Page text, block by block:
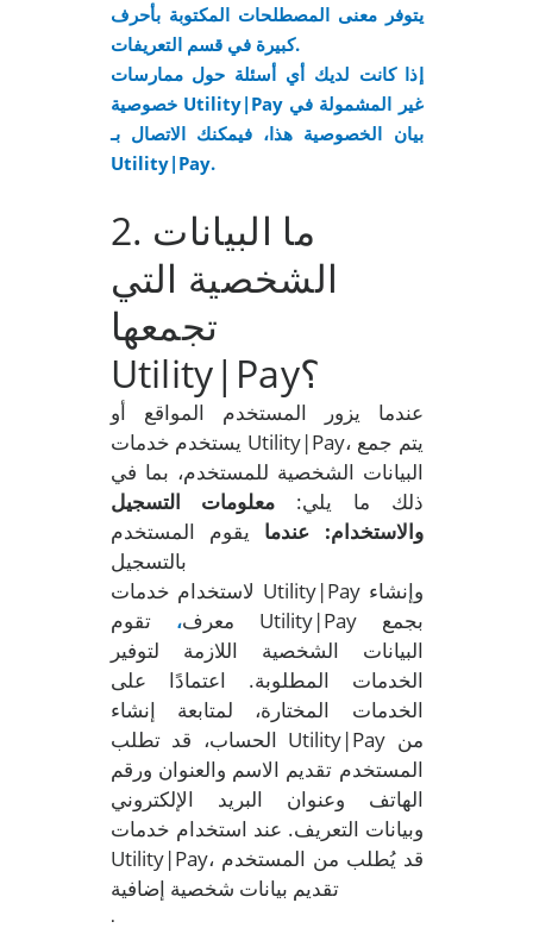
يتوفر معنى المصطلحات المكتوبة بأحرف
كبيرة في قسم التعريفات.
إذا كانت لديك أي أسئلة حول ممارسات
خصوصية Utility|Pay غير المشمولة في
بيان الخصوصية هذا، فيمكنك الاتصال بـ
Utility|Pay.
2. ما البيانات
الشخصية التي
تجمعها
Utility|Pay؟
عندما يزور المستخدم المواقع أو
يستخدم خدمات Utility|Pay، يتم جمع
البيانات الشخصية للمستخدم، بما في
ذلك ما يلي: معلومات التسجيل
والاستخدام: عندما يقوم المستخدم
بالتسجيل
لاستخدام خدمات Utility|Pay وإنشاء
معرف،
تقوم Utility|Pay بجمع
البيانات الشخصية اللازمة لتوفير
الخدمات المطلوبة. اعتمادًا على
الخدمات المختارة، لمتابعة إنشاء
الحساب، قد تطلب Utility|Pay من
المستخدم تقديم الاسم والعنوان ورقم
الهاتف وعنوان البريد الإلكتروني
وبيانات التعريف. عند استخدام خدمات
Utility|Pay، قد يُطلب من المستخدم
تقديم بيانات شخصية إضافية
.